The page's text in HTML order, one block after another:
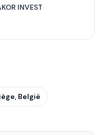
INVEST
België